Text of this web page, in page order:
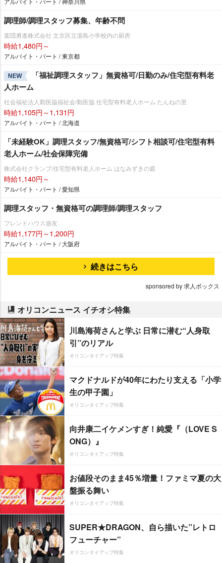
調理師/調理スタッフ募集、年齢不問
葉隠勇進株式会社 文京区立湯島小学校内の厨房
時給1,480円～
アルバイト・パート / 東京都
NEW
「福祉調理スタッフ」無資格可/日勤のみ/住宅型有料老
人ホーム
社会福祉法人勤医協福祉会/勤医協 住宅型有料老人ホーム たんねの里
時給1,105円～1,131円
アルバイト・パート / 北海道
「未経験OK」調理スタッフ/無資格可/シフト相談可/住宅型有料
老人ホーム/社会保障完備
株式会社クランプ/住宅型有料老人ホーム はなみずきの庭
時給1,140円～
アルバイト・パート / 愛知県
調理スタッフ・無資格可の調理師/調理スタッフ
フレンドハウス遊友
時給1,177円～1,200円
アルバイト・パート / 大阪府
続きはこちら
sponsored by 求人ボックス
オリコンニュース イチオシ特集
川島海荷さんと学ぶ 日常に潜む“人身取
引”のリアル
オリコンタイアップ特集
マクドナルドが40年にわたり支える「小学
生の甲子園」
オリコンタイアップ特集
向井康二イケメンすぎ！純愛『（LOVE S
ONG）』
オリコンタイアップ特集
お値段そのまま45％増量！ファミマ夏の大
盤振る舞い
オリコンタイアップ特集
SUPER★DRAGON、自ら描いた”レトロ
フューチャー”
オリコンタイアップ特集